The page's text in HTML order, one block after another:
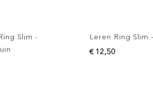
-
Leren Ring Slim - Zwart
€ 12,50